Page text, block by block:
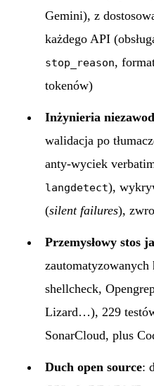
Gemini), z
każdego API
stop_reason,
tokenów)
Inżynieria
walidacja po
anty-wyciek
langdetect),
(silent failures),
Przemysłowy stos
shellcheck,
Lizard…), 229
SonarCloud, plus
Duch open source: